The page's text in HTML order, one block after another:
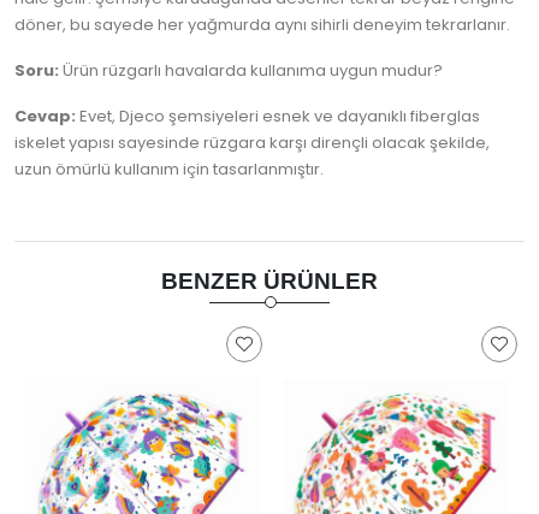
döner, bu sayede her yağmurda aynı sihirli deneyim tekrarlanır.
Soru: Ürün rüzgarlı havalarda kullanıma uygun mudur?
Cevap: Evet, Djeco şemsiyeleri esnek ve dayanıklı fiberglas
iskelet yapısı sayesinde rüzgara karşı dirençli olacak şekilde,
uzun ömürlü kullanım için tasarlanmıştır.
BENZER ÜRÜNLER